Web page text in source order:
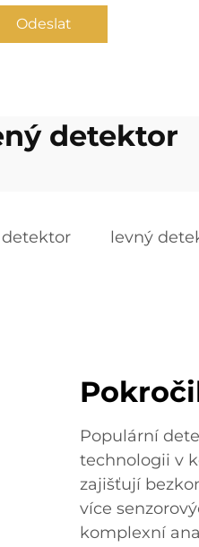
Odeslat
detektor
levný
Populární
technologii v
zajišťují
více
komplexní